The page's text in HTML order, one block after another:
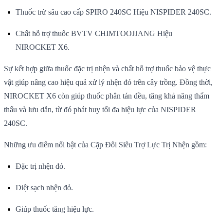
Thuốc trừ sâu cao cấp SPIRO 240SC Hiệu NISPIDER 240SC.
Chất hỗ trợ thuốc BVTV CHIMTOOJJANG Hiệu
NIROCKET X6.
Sự kết hợp giữa thuốc đặc trị nhện và chất hỗ trợ thuốc bảo vệ thực
vật giúp nâng cao hiệu quả xử lý nhện đỏ trên cây trồng. Đồng thời,
NIROCKET X6 còn giúp thuốc phân tán đều, tăng khả năng thẩm
thấu và lưu dẫn, từ đó phát huy tối đa hiệu lực của NISPIDER
240SC.
Những ưu điểm nổi bật của Cặp Đôi Siêu Trợ Lực Trị Nhện gồm:
Đặc trị nhện đỏ.
Diệt sạch nhện đỏ.
Giúp thuốc tăng hiệu lực.